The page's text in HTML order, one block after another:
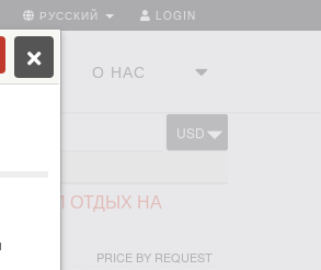
LOGIN
РУССКИЙ
О НАС
USD
И ОТДЫХ НА
PRICE BY REQUEST